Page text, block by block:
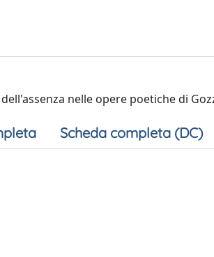
nelle opere poetiche di
Scheda completa (DC)